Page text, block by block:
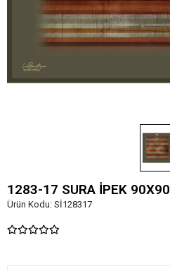
1283-17 SURA İPEK 90X90
Ürün Kodu: Sİ128317